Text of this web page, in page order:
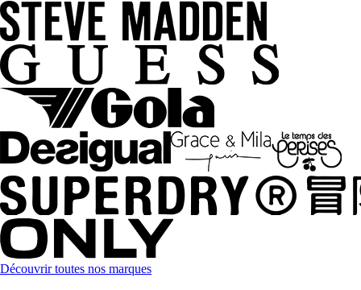
Découvrir toutes nos marques